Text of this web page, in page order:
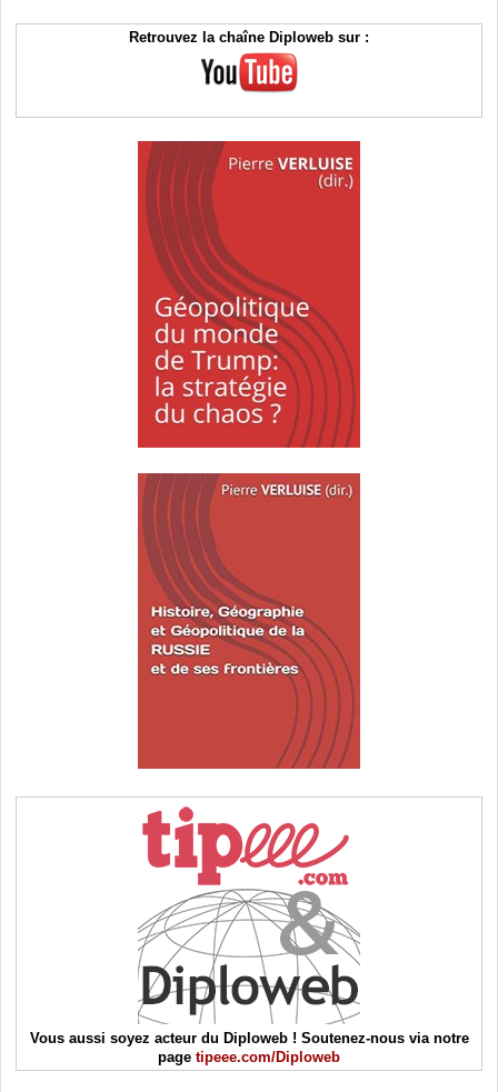
Retrouvez la chaîne Diploweb sur :
Vous aussi soyez acteur du Diploweb ! Soutenez-nous via notre
page tipeee.com/Diploweb